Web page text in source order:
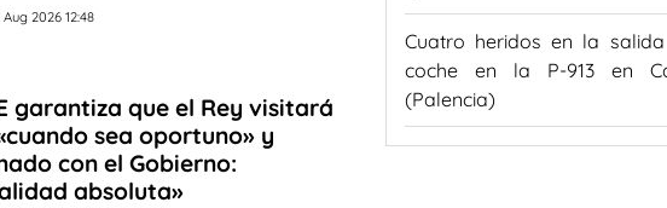
2026 12:48
garantiza que el Rey visitará
sea oportuno» y
con el Gobierno:
absoluta»
Cuatro heridos en la
coche en la P-913 en
(Palencia)